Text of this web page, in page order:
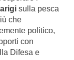
sulla pesca
che
politico,
con
Difesa e